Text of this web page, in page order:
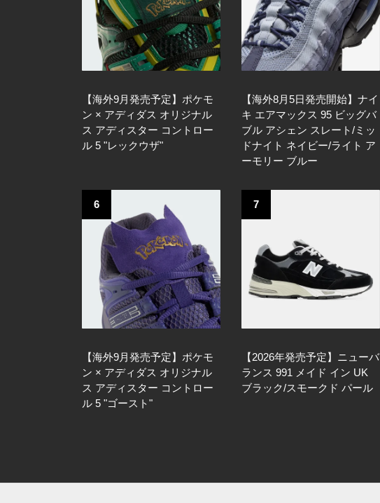
【海外9月発売予定】ポケモ
ン × アディダス オリジナル
ス アディスター コントロー
ル 5 "レックウザ"
【海外8月5日発売開始】ナイ
キ エアマックス 95 ビッグバ
ブル アシェン スレート/ミッ
ドナイト ネイビー/ライト ア
ーモリー ブルー
6
【海外9月発売予定】ポケモ
ン × アディダス オリジナル
ス アディスター コントロー
ル 5 "ゴースト"
7
【2026年発売予定】ニューバ
ランス 991 メイド イン UK
ブラック/スモークド パール